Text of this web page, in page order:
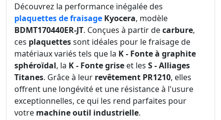
Découvrez la performance inégalée des
plaquettes de fraisage Kyocera, modèle
BDMT170440ER-JT. Conçues à partir decarbure,
ces plaquettessont idéales pour le fraisage de
matériaux variés tels que la K - Fonte à graphite
sphéroïdal, la K - Fonte grise et les S - Alliages
Titanes. Grâce à leur revêtement PR1210, elles
offrent une longévité et une résistance à l'usure
exceptionnelles, ce qui les rend parfaites pour
votre machine outil industrielle.